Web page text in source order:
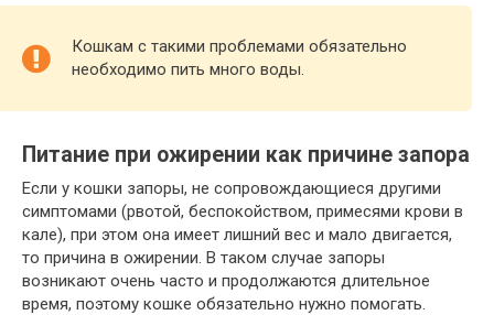
Кошкам с такими проблемами обязательно
необходимо пить много воды.
Питание при ожирении как причине запора
Если у кошки запоры, не сопровождающиеся другими
симптомами (рвотой, беспокойством, примесями крови в
кале), при этом она имеет лишний вес и мало двигается,
то причина в ожирении. В таком случае запоры
возникают очень часто и продолжаются длительное
время, поэтому кошке обязательно нужно помогать.